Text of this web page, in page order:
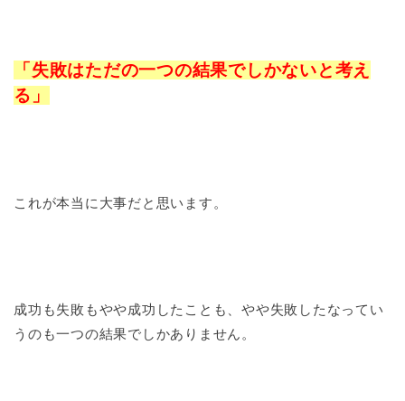
「失敗はただの一つの結果でしかないと考え
る」
これが本当に大事だと思います。
成功も失敗もやや成功したことも、やや失敗したなってい
うのも一つの結果でしかありません。